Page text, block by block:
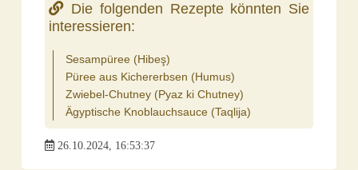
Die folgenden Rezepte könnten Sie
interessieren:
Sesampüree (Hibeş)
Püree aus Kichererbsen (Humus)
Zwiebel-Chutney (Pyaz ki Chutney)
Ägyptische Knoblauchsauce (Taqlija)
26.10.2024, 16:53:37